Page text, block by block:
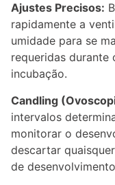
Ajustes Precisos:
rapidamente a
umidade para se
requeridas durante
incubação.
Candling
intervalos
monitorar o
descartar
de